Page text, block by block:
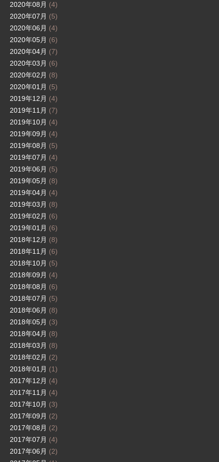
2020年08月 (4)
2020年07月 (5)
2020年06月 (4)
2020年05月 (6)
2020年04月 (7)
2020年03月 (6)
2020年02月 (8)
2020年01月 (5)
2019年12月 (4)
2019年11月 (7)
2019年10月 (4)
2019年09月 (4)
2019年08月 (5)
2019年07月 (4)
2019年06月 (5)
2019年05月 (8)
2019年04月 (4)
2019年03月 (8)
2019年02月 (6)
2019年01月 (6)
2018年12月 (8)
2018年11月 (6)
2018年10月 (5)
2018年09月 (4)
2018年08月 (6)
2018年07月 (5)
2018年06月 (8)
2018年05月 (3)
2018年04月 (8)
2018年03月 (8)
2018年02月 (2)
2018年01月 (1)
2017年12月 (4)
2017年11月 (4)
2017年10月 (3)
2017年09月 (2)
2017年08月 (2)
2017年07月 (4)
2017年06月 (2)